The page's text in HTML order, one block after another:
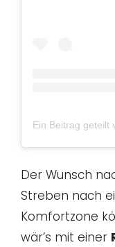
Der Wunsch
Streben nach
Komfortzone
wär’s mit einer